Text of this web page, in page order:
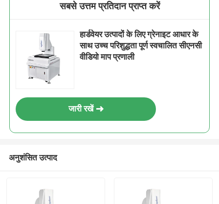
सबसे उत्तम प्रतिदान प्राप्त करें
हार्डवेयर उत्पादों के लिए ग्रेनाइट आधार के
साथ उच्च परिशुद्धता पूर्ण स्वचालित सीएनसी
वीडियो माप प्रणाली
जारी रखें
अनुशंसित उत्पाद